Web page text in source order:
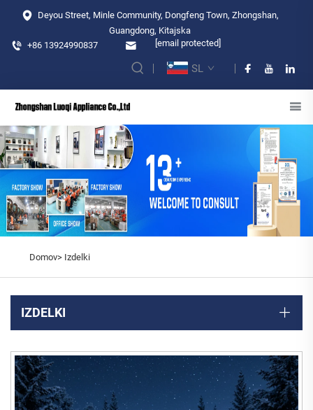
Deyou Street, Minle Community, Dongfeng Town, Zhongshan,
Guangdong, Kitajska
+86 13924990837
[email protected]
SL
Domov> Izdelki
IZDELKI